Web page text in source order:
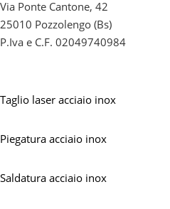
Via Ponte Cantone, 42
25010 Pozzolengo (Bs)
P.Iva e C.F. 02049740984
Taglio laser acciaio inox
Piegatura acciaio inox
Saldatura acciaio inox